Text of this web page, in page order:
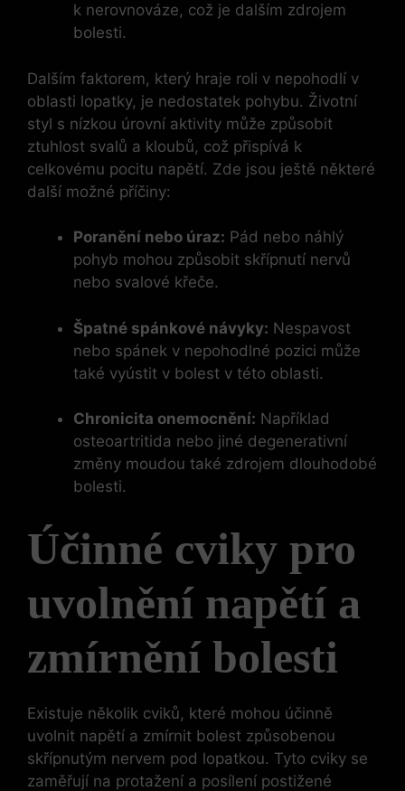
k nerovnováze, což je dalším zdrojem
bolesti.
Dalším faktorem, který hraje roli v nepohodlí v
oblasti lopatky, je nedostatek pohybu. Životní
styl s nízkou úrovní aktivity může způsobit
ztuhlost svalů a kloubů, což přispívá k
celkovému pocitu napětí. Zde jsou ještě některé
další možné příčiny:
Poranění nebo úraz: Pád nebo náhlý
pohyb mohou způsobit skřípnutí nervů
nebo svalové křeče.
Špatné spánkové návyky: Nespavost
nebo spánek v nepohodlné pozici může
také vyústit v bolest v této oblasti.
Chronicita onemocnění: Například
osteoartritida nebo jiné degenerativní
změny moudou také zdrojem dlouhodobé
bolesti.
Účinné cviky pro
uvolnění napětí a
zmírnění bolesti
Existuje několik cviků, které mohou účinně
uvolnit napětí a zmírnit bolest způsobenou
skřípnutým nervem pod lopatkou. Tyto cviky se
zaměřují na protažení a posílení postižené